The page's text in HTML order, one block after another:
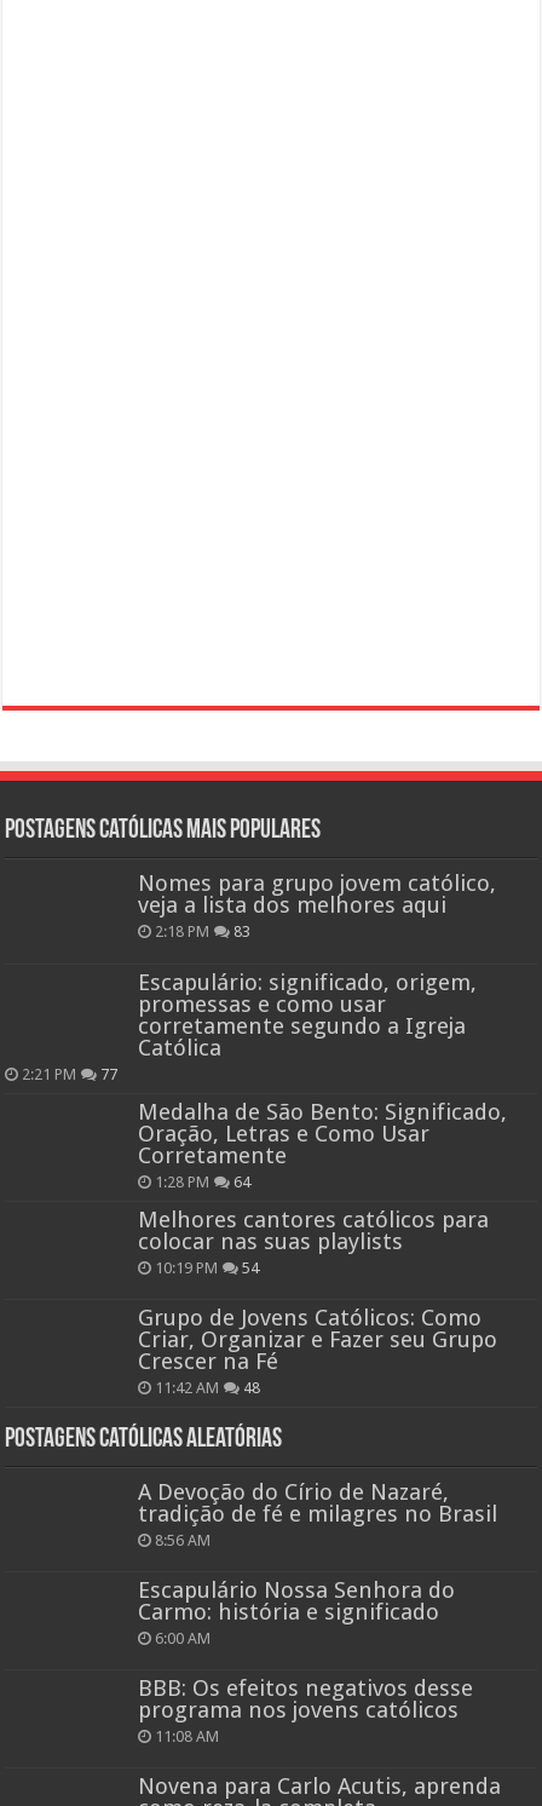
Postagens católicas mais Populares
Nomes para grupo jovem católico,
veja a lista dos melhores aqui
2:18 PM 83
Escapulário: significado, origem,
promessas e como usar
corretamente segundo a Igreja
Católica
2:21 PM 77
Medalha de São Bento: Significado,
Oração, Letras e Como Usar
Corretamente
1:28 PM 64
Melhores cantores católicos para
colocar nas suas playlists
10:19 PM 54
Grupo de Jovens Católicos: Como
Criar, Organizar e Fazer seu Grupo
Crescer na Fé
11:42 AM 48
Postagens católicas aleatórias
A Devoção do Círio de Nazaré,
tradição de fé e milagres no Brasil
8:56 AM
Escapulário Nossa Senhora do
Carmo: história e significado
6:00 AM
BBB: Os efeitos negativos desse
programa nos jovens católicos
11:08 AM
Novena para Carlo Acutis, aprenda